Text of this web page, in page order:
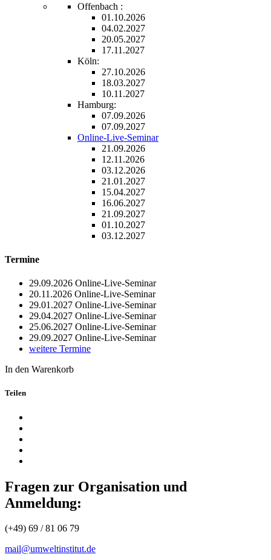
Offenbach :
01.10.2026
04.02.2027
20.05.2027
17.11.2027
Köln:
27.10.2026
18.03.2027
10.11.2027
Hamburg:
07.09.2026
07.09.2027
Online-Live-Seminar
21.09.2026
12.11.2026
03.12.2026
21.01.2027
15.04.2027
16.06.2027
21.09.2027
01.10.2027
03.12.2027
Termine
29.09.2026 Online-Live-Seminar
20.11.2026 Online-Live-Seminar
29.01.2027 Online-Live-Seminar
29.04.2027 Online-Live-Seminar
25.06.2027 Online-Live-Seminar
29.09.2027 Online-Live-Seminar
weitere Termine
In den Warenkorb
Teilen
Fragen zur Organisation und
Anmeldung:
(+49) 69 / 81 06 79
mail@umweltinstitut.de